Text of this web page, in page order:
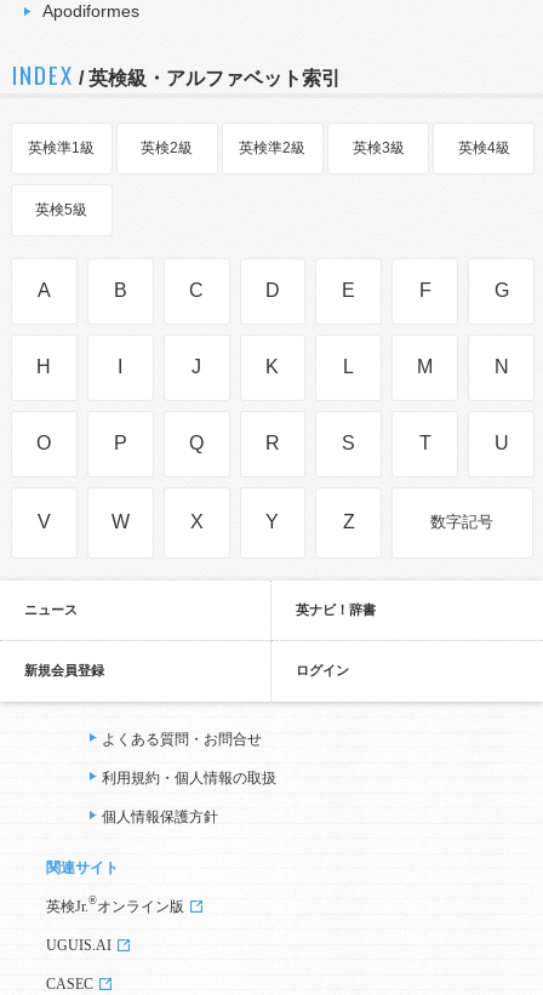
Apodiformes
INDEX / 英検級・アルファベット索引
英検準1級 英検2級 英検準2級 英検3級 英検4級
英検5級
A B C D E F G
H J K L M N
O P Q R S T U
V W X Y Z 数字記号
ニュース 英ナビ！辞書
新規会員登録 ログイン
よくある質問・お問合せ
利用規約・個人情報の取扱
個人情報保護方針
関連サイト
英検Jr. ®オンライン版
UGUIS.AI
CASEC